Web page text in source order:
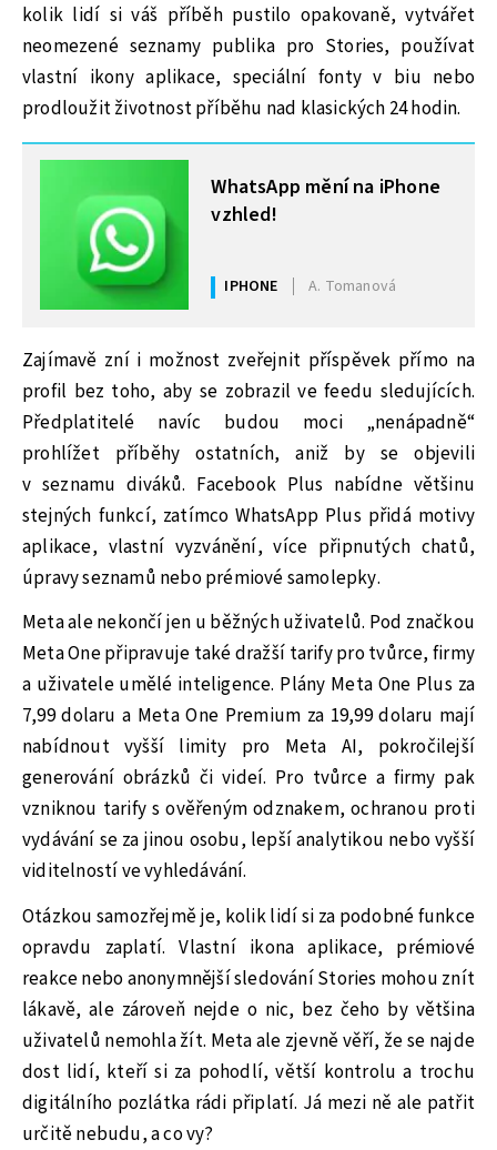
kolik lidí si váš příběh pustilo opakovaně, vytvářet
neomezené seznamy publika pro Stories, používat
vlastní ikony aplikace, speciální fonty v biu nebo
prodloužit životnost příběhu nad klasických 24 hodin.
MOHLO BY VÁS ZAJÍMAT
WhatsApp mění na iPhone
vzhled!
IPHONE A. Tomanová
Zajímavě zní i možnost zveřejnit příspěvek přímo na
profil bez toho, aby se zobrazil ve feedu sledujících.
Předplatitelé navíc budou moci „nenápadně“
prohlížet příběhy ostatních, aniž by se objevili
v seznamu diváků. Facebook Plus nabídne většinu
stejných funkcí, zatímco WhatsApp Plus přidá motivy
aplikace, vlastní vyzvánění, více připnutých chatů,
úpravy seznamů nebo prémiové samolepky.
Meta ale nekončí jen u běžných uživatelů. Pod značkou
Meta One připravuje také dražší tarify pro tvůrce, firmy
a uživatele umělé inteligence. Plány Meta One Plus za
7,99 dolaru a Meta One Premium za 19,99 dolaru mají
nabídnout vyšší limity pro Meta AI, pokročilejší
generování obrázků či videí. Pro tvůrce a firmy pak
vzniknou tarify s ověřeným odznakem, ochranou proti
vydávání se za jinou osobu, lepší analytikou nebo vyšší
viditelností ve vyhledávání.
Otázkou samozřejmě je, kolik lidí si za podobné funkce
opravdu zaplatí. Vlastní ikona aplikace, prémiové
reakce nebo anonymnější sledování Stories mohou znít
lákavě, ale zároveň nejde o nic, bez čeho by většina
uživatelů nemohla žít. Meta ale zjevně věří, že se najde
dost lidí, kteří si za pohodlí, větší kontrolu a trochu
digitálního pozlátka rádi připlatí. Já mezi ně ale patřit
určitě nebudu, a co vy?